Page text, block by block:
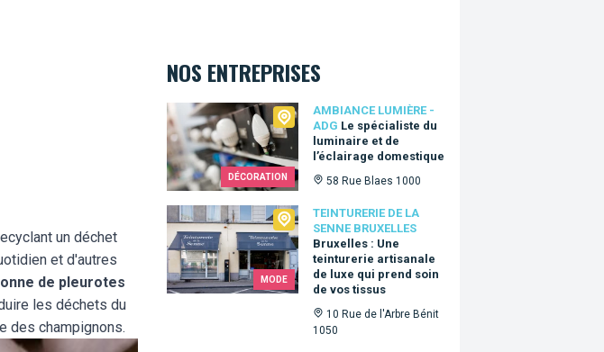
un déchet
et d'autres
de pleurotes
les déchets du
des champignons.
NOS ENTREPRISES
DÉCORATION
AMBIANCE LUMIÈRE -
ADG Le spécialiste du
luminaire et de
l’éclairage domestique
58 Rue Blaes 1000
Ambiance Lumière - ADG
MODE
TEINTURERIE DE LA
SENNE BRUXELLES
Bruxelles : Une
teinturerie artisanale
de luxe qui prend soin
de vos tissus
10 Rue de l'Arbre Bénit
1050
Teinturerie de la Senne Bruxelles